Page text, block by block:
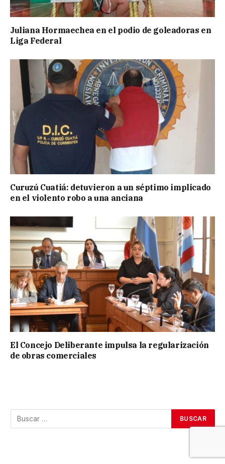
Juliana Hormaechea en el podio de goleadoras en
Liga Federal
Curuzú Cuatiá: detuvieron a un séptimo implicado
en el violento robo a una anciana
El Concejo Deliberante impulsa la regularización
de obras comerciales